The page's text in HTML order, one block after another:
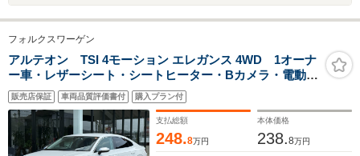
フォルクスワーゲン
アルテオン TSI 4モーション エレガンス 4WD 1オーナ
ー車・レザーシート・シートヒーター・Bカメラ・電動ト
ランク・オールインセーフティー・ACC・レーンキー
プ・プリクラッシュブレーキ・リアトラフィックアラー
ト・ステアリングヒーター・純正20AW・純正ナビ
販売店保証 車両品質評価書付 購入プラン付
支払総額
248.8万円
本体価格
238.8万円